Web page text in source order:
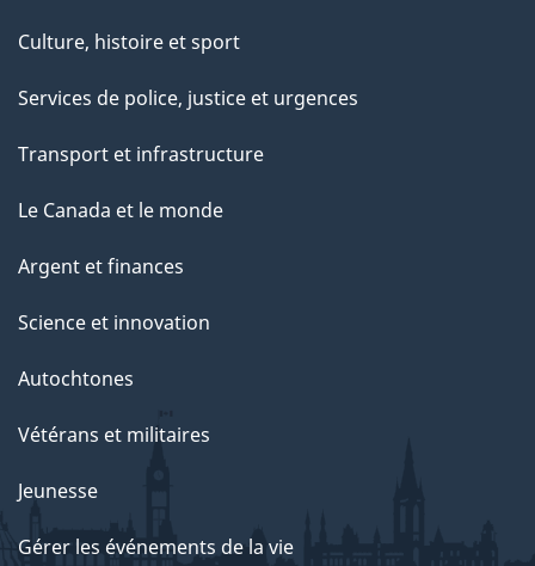
Culture, histoire et sport
Services de police, justice et urgences
Transport et infrastructure
Le Canada et le monde
Argent et finances
Science et innovation
Autochtones
Vétérans et militaires
Jeunesse
Gérer les événements de la vie